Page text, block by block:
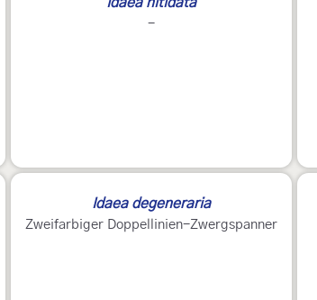
Idaea nitidata
-
Idaea degeneraria
Zweifarbiger Doppellinien-Zwergspanner